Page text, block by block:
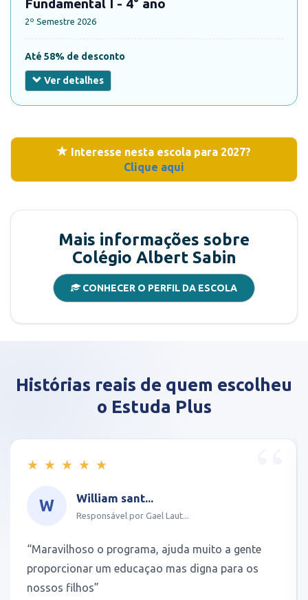
Fundamental I - 4° ano
2º Semestre 2026
Até 58% de desconto
Ver detalhes
Interesse nesta escola para 2027?
Clique aqui
Mais informações sobre
Colégio Albert Sabin
CONHECER O PERFIL DA ESCOLA
Histórias reais de quem escolheu
o Estuda Plus
★ ★ ★ ★ ★
W William sant...
Responsável por Gael Laut...
“Maravilhoso o programa, ajuda muito a gente
proporcionar um educaçao mas digna para os
nossos filhos”